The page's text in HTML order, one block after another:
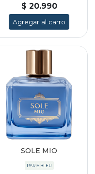
$ 20.990
Agregar al carro
SOLE MIO
PARIS BLEU